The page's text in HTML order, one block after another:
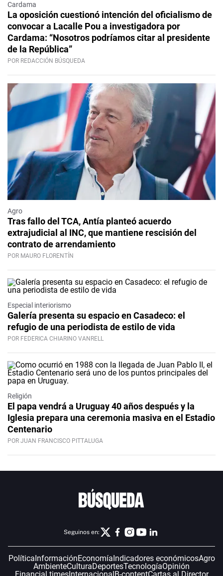
Cardama
La oposición cuestionó intención del oficialismo de
convocar a Lacalle Pou a investigadora por
Cardama: “Nosotros podríamos citar al presidente
de la República”
POR REDACCIÓN BÚSQUEDA
Agro
Tras fallo del TCA, Antía planteó acuerdo
extrajudicial al INC, que mantiene rescisión del
contrato de arrendamiento
POR MAURO FLORENTÍN
Especial interiorismo
Galería presenta su espacio en Casadeco: el
refugio de una periodista de estilo de vida
POR FEDERICA CHIARINO VANRELL
Religión
El papa vendrá a Uruguay 40 años después y la
Iglesia prepara una ceremonia masiva en el Estadio
Centenario
POR JUAN FRANCISCO PITTALUGA
Seguinos en:
PolíticaInformaciónEconomíaIndicadores económicosAgro
AmbienteCulturaDeportesTecnologíaOpinión